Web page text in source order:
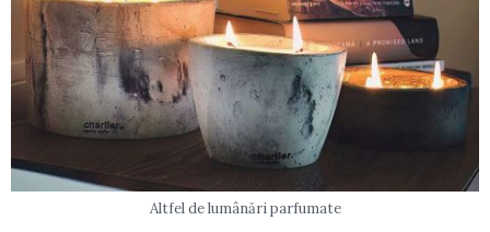
Altfel de lumânări parfumate